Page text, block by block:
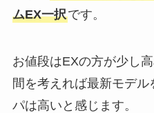
ムEX一択です。
お値段はEXの方が少し
間を考えれば最新モデ
パは高いと感じます。